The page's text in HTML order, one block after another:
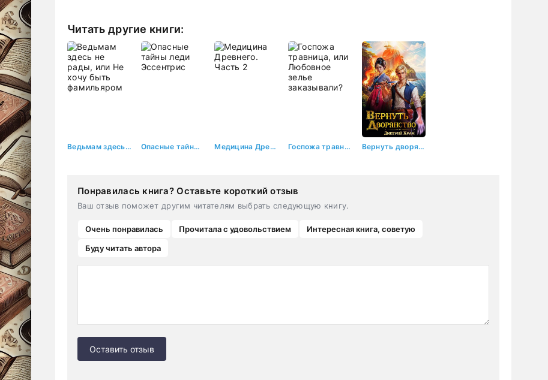
Читать другие книги:
Ведьмам здесь не рады, или Не хочу быть фамильяром Опасные тайны леди Эссентрис Медицина Древнего. Часть 2 Госпожа травница, или Любовное зелье заказывали? Вернуть дворянство 6
Понравилась книга? Оставьте короткий отзыв
Ваш отзыв поможет другим читателям выбрать следующую книгу.
Очень понравилась Прочитала с удовольствием
Интересная книга, советую
Буду читать автора
Оставить отзыв